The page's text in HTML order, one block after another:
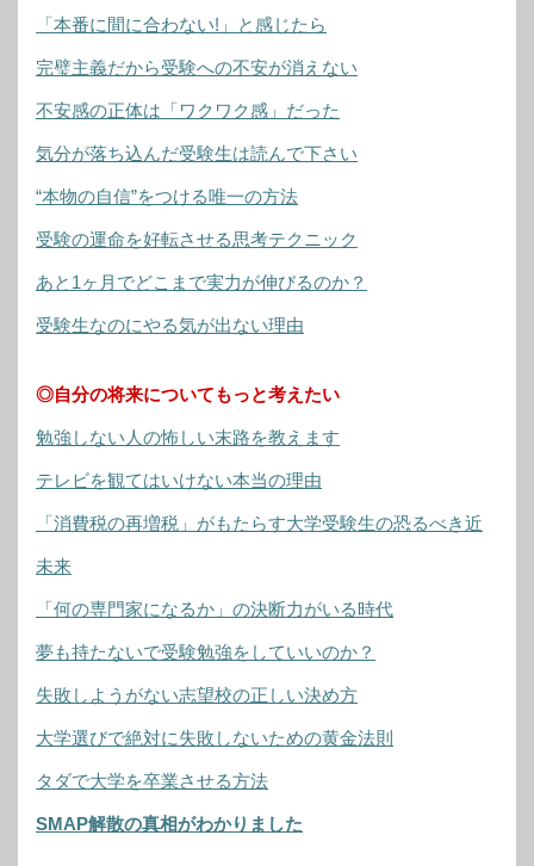
「本番に間に合わない!」と感じたら
完璧主義だから受験への不安が消えない
不安感の正体は「ワクワク感」だった
気分が落ち込んだ受験生は読んで下さい
“本物の自信”をつける唯一の方法
受験の運命を好転させる思考テクニック
あと1ヶ月でどこまで実力が伸びるのか？
受験生なのにやる気が出ない理由
◎自分の将来についてもっと考えたい
勉強しない人の怖しい末路を教えます
テレビを観てはいけない本当の理由
「消費税の再増税」がもたらす大学受験生の恐るべき近
未来
「何の専門家になるか」の決断力がいる時代
夢も持たないで受験勉強をしていいのか？
失敗しようがない志望校の正しい決め方
大学選びで絶対に失敗しないための黄金法則
タダで大学を卒業させる方法
SMAP解散の真相がわかりました